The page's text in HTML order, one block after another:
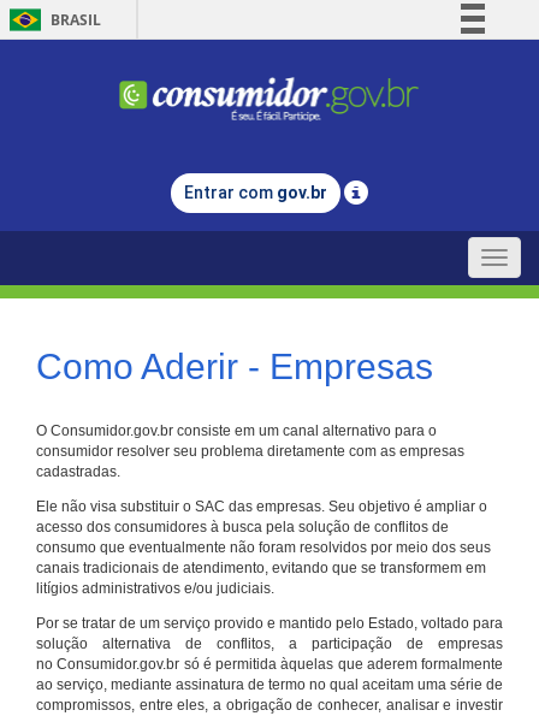
BRASIL
Comunica BR
Legislação
Entrar com gov.br
Toggle
Como Aderir - Empresas
O Consumidor.gov.br consiste em um canal alternativo para o
consumidor resolver seu problema diretamente com as empresas
cadastradas.
Ele não visa substituir o SAC das empresas. Seu objetivo é ampliar o
acesso dos consumidores à busca pela solução de conflitos de
consumo que eventualmente não foram resolvidos por meio dos seus
canais tradicionais de atendimento, evitando que se transformem em
litígios administrativos e/ou judiciais.
Por se tratar de um serviço provido e mantido pelo Estado, voltado para
solução alternativa de conflitos, a participação de empresas
no Consumidor.gov.br só é permitida àquelas que aderem formalmente
ao serviço, mediante assinatura de termo no qual aceitam uma série de
compromissos, entre eles, a obrigação de conhecer, analisar e investir